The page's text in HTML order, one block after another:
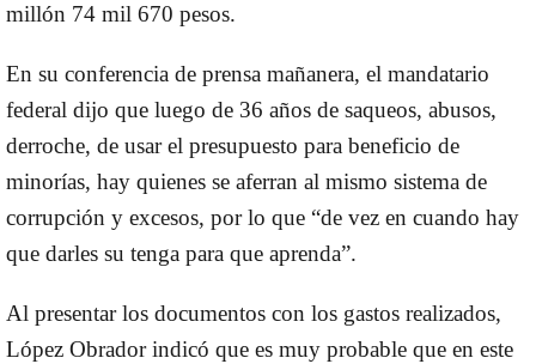
millón 74 mil 670 pesos.
En su conferencia de prensa mañanera, el mandatario
federal dijo que luego de 36 años de saqueos, abusos,
derroche, de usar el presupuesto para beneficio de
minorías, hay quienes se aferran al mismo sistema de
corrupción y excesos, por lo que “de vez en cuando hay
que darles su tenga para que aprenda”.
Al presentar los documentos con los gastos realizados,
López Obrador indicó que es muy probable que en este